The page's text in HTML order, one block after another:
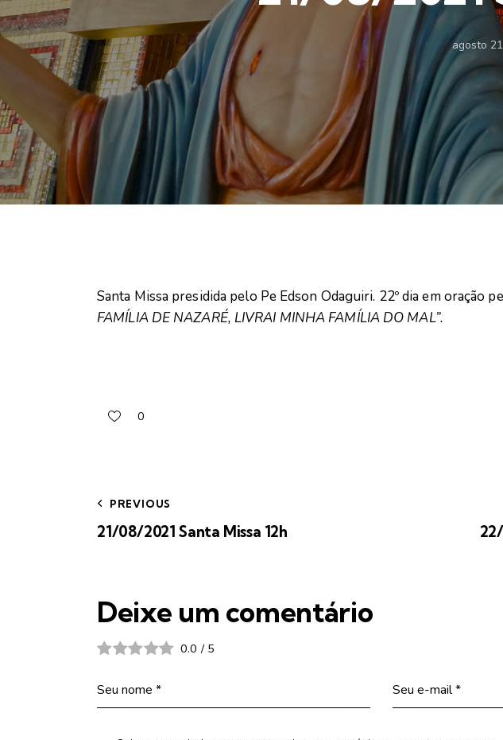
agosto
Santa Missa presidida pelo Pe Edson Odaguiri. 22º dia em oração
FAMÍLIA DE NAZARÉ, LIVRAI MINHA FAMÍLIA DO MAL”.
0
PREVIOUS
21/08/2021 Santa Missa 12h
Deixe um comentário
0.0 / 5